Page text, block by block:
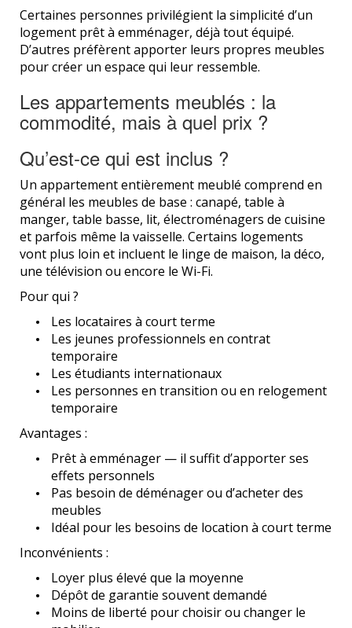
Certaines personnes privilégient la simplicité d’un
logement prêt à emménager, déjà tout équipé.
D’autres préfèrent apporter leurs propres meubles
pour créer un espace qui leur ressemble.
Les appartements meublés : la
commodité, mais à quel prix ?
Qu’est-ce qui est inclus ?
Un appartement entièrement meublé comprend en
général les meubles de base : canapé, table à
manger, table basse, lit, électroménagers de cuisine
et parfois même la vaisselle. Certains logements
vont plus loin et incluent le linge de maison, la déco,
une télévision ou encore le Wi-Fi.
Pour qui ?
Les locataires à court terme
Les jeunes professionnels en contrat
temporaire
Les étudiants internationaux
Les personnes en transition ou en relogement
temporaire
Avantages :
Prêt à emménager — il suffit d’apporter ses
effets personnels
Pas besoin de déménager ou d’acheter des
meubles
Idéal pour les besoins de location à court terme
Inconvénients :
Loyer plus élevé que la moyenne
Dépôt de garantie souvent demandé
Moins de liberté pour choisir ou changer le